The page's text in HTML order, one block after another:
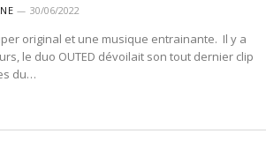
30/06/2022
original et une musique entrainante. Il y a
le duo OUTED dévoilait son tout dernier clip
du…